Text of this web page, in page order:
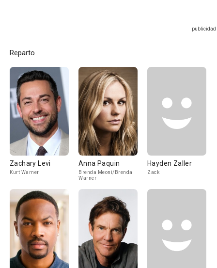
Reparto
Zachary Levi
Kurt Warner
Anna Paquin
Brenda Meoni/Brenda
Warner
Hayden Zaller
Zack